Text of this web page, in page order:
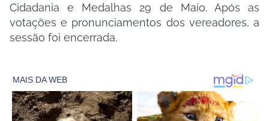
Cidadania e Medalhas 29 de Maio. Após as
votações e pronunciamentos dos vereadores, a
sessão foi encerrada.